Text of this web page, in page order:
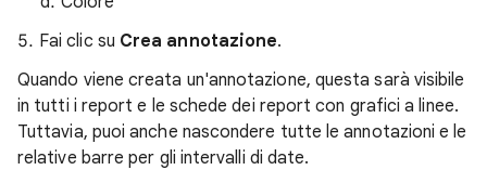
Fai clic su Crea annotazione.
Quando viene creata un'annotazione, questa sarà visibile
in tutti i report e le schede dei report con grafici a linee.
Tuttavia, puoi anche nascondere tutte le annotazioni e le
relative barre per gli intervalli di date.